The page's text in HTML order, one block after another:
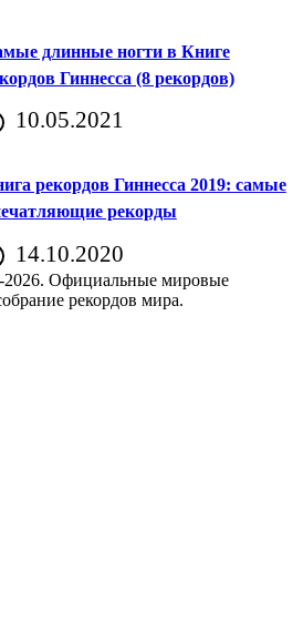
длинные ногти в Книге
Гиннесса (8 рекордов)
10.05.2021
рекордов Гиннесса 2019: самые
рекорды
14.10.2020
2026. Официальные мировые
рекордов мира.